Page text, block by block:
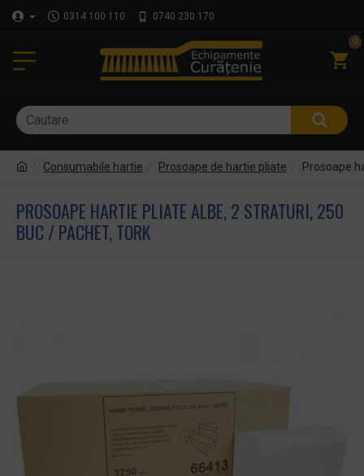
0314 100 110 0740 230 170
0
Consumabile hartie Prosoape de hartie pliate Prosoape
PROSOAPE HARTIE PLIATE ALBE, 2 STRATURI, 250
BUC / PACHET, TORK